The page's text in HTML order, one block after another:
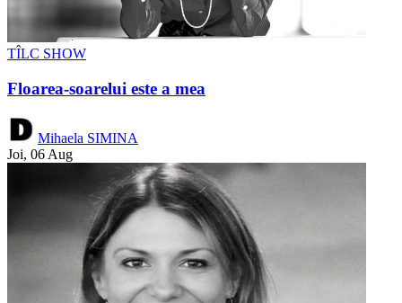
TÎLC SHOW
Floarea-soarelui este a mea
Mihaela SIMINA
Joi, 06 Aug